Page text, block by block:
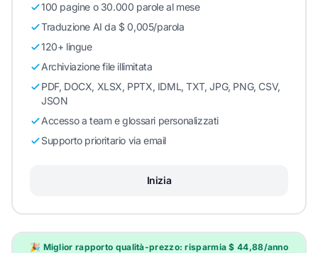
100 pagine o 30.000 parole al mese
Traduzione AI da $ 0,005/parola
120+ lingue
Archiviazione file illimitata
PDF, DOCX, XLSX, PPTX, IDML, TXT, JPG, PNG, CSV,
JSON
Accesso a team e glossari personalizzati
Supporto prioritario via email
Inizia
🎉 Miglior rapporto qualità-prezzo: risparmia $ 44,88/anno